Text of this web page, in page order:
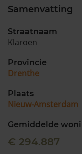
Samenvatting
Straatnaam
Klaroen
Provincie
Drenthe
Plaats
Nieuw-Amsterdam
Gemiddelde
€ 294.887